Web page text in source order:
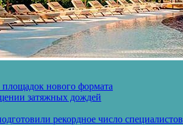
нового формата
затяжных дождей
рекордное число специалистов